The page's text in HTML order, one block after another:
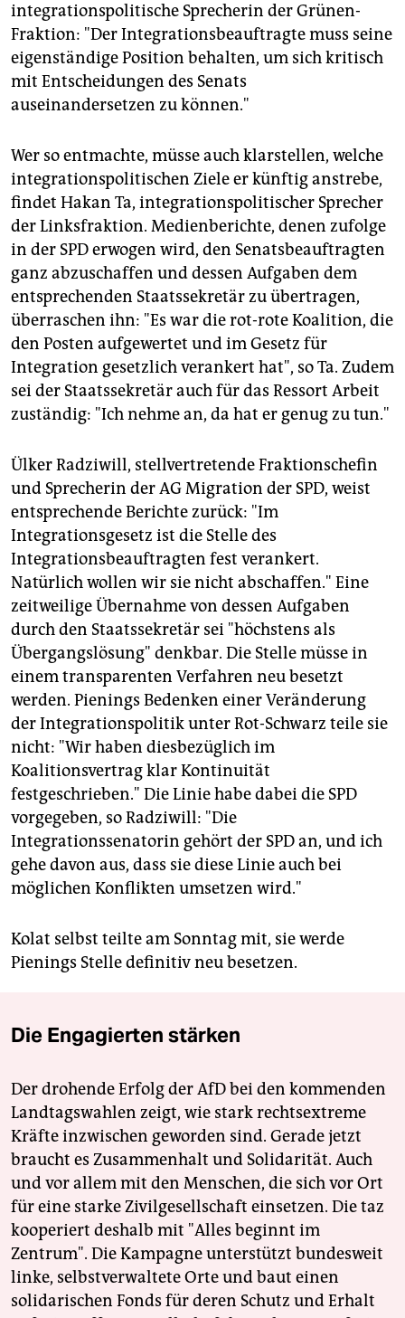
integrationspolitische Sprecherin der Grünen-
Fraktion: "Der Integrationsbeauftragte muss seine
eigenständige Position behalten, um sich kritisch
mit Entscheidungen des Senats
auseinandersetzen zu können."
Wer so entmachte, müsse auch klarstellen, welche
integrationspolitischen Ziele er künftig anstrebe,
findet Hakan Ta, integrationspolitischer Sprecher
der Linksfraktion. Medienberichte, denen zufolge
in der SPD erwogen wird, den Senatsbeauftragten
ganz abzuschaffen und dessen Aufgaben dem
entsprechenden Staatssekretär zu übertragen,
überraschen ihn: "Es war die rot-rote Koalition, die
den Posten aufgewertet und im Gesetz für
Integration gesetzlich verankert hat", so Ta. Zudem
sei der Staatssekretär auch für das Ressort Arbeit
zuständig: "Ich nehme an, da hat er genug zu tun."
Ülker Radziwill, stellvertretende Fraktionschefin
und Sprecherin der AG Migration der SPD, weist
entsprechende Berichte zurück: "Im
Integrationsgesetz ist die Stelle des
Integrationsbeauftragten fest verankert.
Natürlich wollen wir sie nicht abschaffen." Eine
zeitweilige Übernahme von dessen Aufgaben
durch den Staatssekretär sei "höchstens als
Übergangslösung" denkbar. Die Stelle müsse in
einem transparenten Verfahren neu besetzt
werden. Pienings Bedenken einer Veränderung
der Integrationspolitik unter Rot-Schwarz teile sie
nicht: "Wir haben diesbezüglich im
Koalitionsvertrag klar Kontinuität
festgeschrieben." Die Linie habe dabei die SPD
vorgegeben, so Radziwill: "Die
Integrationssenatorin gehört der SPD an, und ich
gehe davon aus, dass sie diese Linie auch bei
möglichen Konflikten umsetzen wird."
Kolat selbst teilte am Sonntag mit, sie werde
Pienings Stelle definitiv neu besetzen.
Die Engagierten stärken
Der drohende Erfolg der AfD bei den kommenden
Landtagswahlen zeigt, wie stark rechtsextreme
Kräfte inzwischen geworden sind. Gerade jetzt
braucht es Zusammenhalt und Solidarität. Auch
und vor allem mit den Menschen, die sich vor Ort
für eine starke Zivilgesellschaft einsetzen. Die taz
kooperiert deshalb mit "Alles beginnt im
Zentrum". Die Kampagne unterstützt bundesweit
linke, selbstverwaltete Orte und baut einen
solidarischen Fonds für deren Schutz und Erhalt